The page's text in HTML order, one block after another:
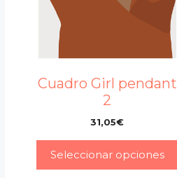
Cuadro Girl pendant
2
31,05€
Seleccionar opciones